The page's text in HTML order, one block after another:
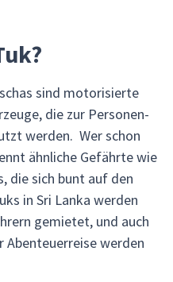
sind motorisierte
die zur Personen-
werden. Wer schon
ähnliche Gefährte wie
die sich bunt auf den
in Sri Lanka werden
gemietet, und auch
werden